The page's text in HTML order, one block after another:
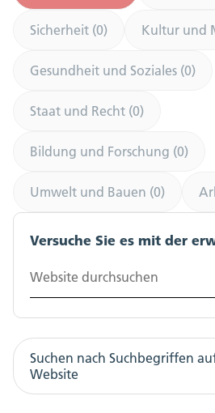
Sicherheit (0) Kultur und
Gesundheit und Soziales (0)
Staat und Recht (0)
Bildung und Forschung (0)
Umwelt und Bauen (0)
Versuche Sie es mit der
Website durchsuchen
Suchen nach Suchbegriffen
Website